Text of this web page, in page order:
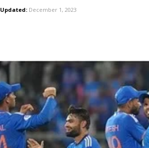
Updated: December 1, 2023